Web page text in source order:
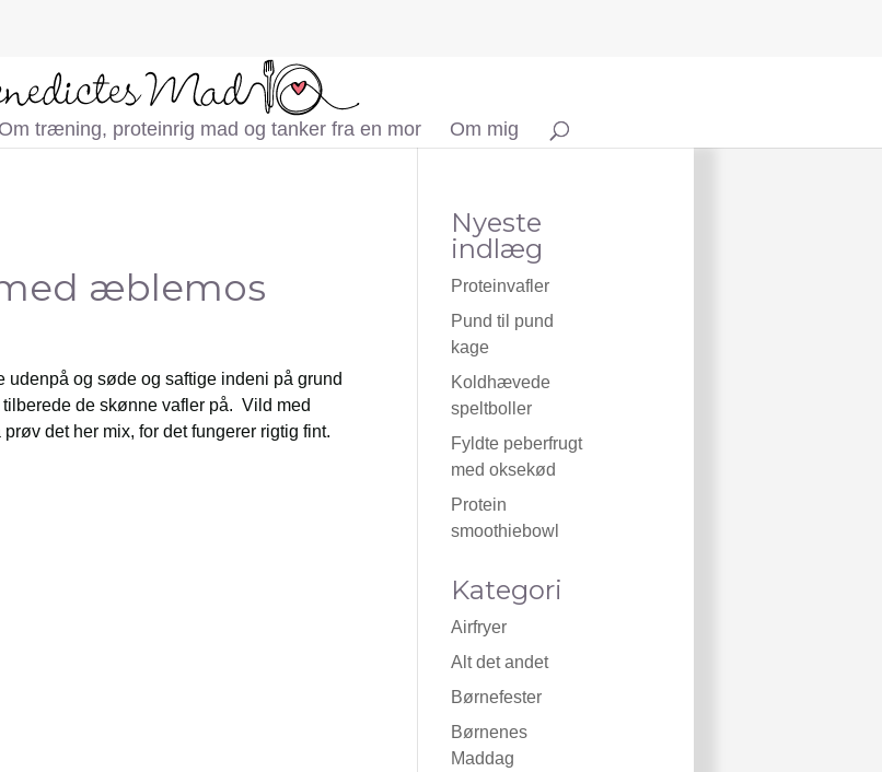
Om træning, proteinrig mad og tanker fra en mor Om mig
æblemos
og søde og saftige indeni på grund
de skønne vafler på. Vild med
det her mix, for det fungerer rigtig fint.
Nyeste
indlæg
Proteinvafler
Pund til pund
kage
Koldhævede
speltboller
Fyldte peberfrugt
med oksekød
Protein
smoothiebowl
Kategori
Airfryer
Alt det andet
Børnefester
Børnenes
Maddag